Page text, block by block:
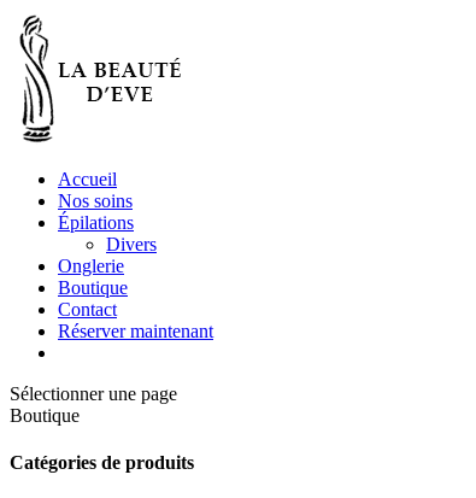
Accueil
Nos soins
Épilations
Divers
Onglerie
Boutique
Contact
Réserver maintenant
Sélectionner une page
Boutique
Catégories de produits